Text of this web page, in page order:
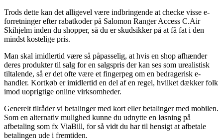
Trods dette kan det alligevel være indbringende at checke visse e-
forretninger efter rabatkoder på Salomon Ranger Access C.Air
Skihjelm inden du shopper, så du er skudsikker på at få fat i den
mindst kostelige pris.
Man skal imidlertid være så påpasselig, at hvis en shop afhænder
deres produkter til salg for en salgspris der kan ses som urealistisk
tiltalende, så er det ofte være et fingerpeg om en bedragerisk e-
handler. Kortkøb er imidlertid en del af en regel, hvilket dækker folk
imod uoprigtige online virksomheder.
Generelt tilråder vi betalinger med kort eller betalinger med mobilen.
Som en alternativ mulighed kunne du udnytte en løsning på
afbetaling som fx ViaBill, for så vidt du har til hensigt at afbetale
betalingen ude i fremtiden.